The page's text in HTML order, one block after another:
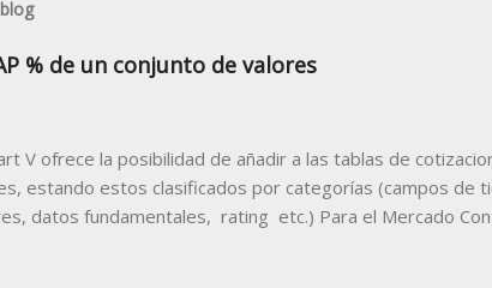
% de un conjunto de valores
V ofrece la posibilidad de añadir a las tablas de
estando estos clasificados por categorías (campos de
datos fundamentales, rating etc.) Para el Mercado
anterior. Para disponer de este dato en una tabla de